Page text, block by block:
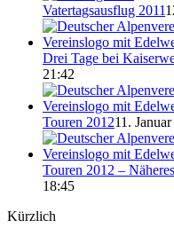
Vatertagsausflug 2011
Drei Tage bei
21:42
Touren 201211.
Touren 2012 –
18:45
Kürzlich